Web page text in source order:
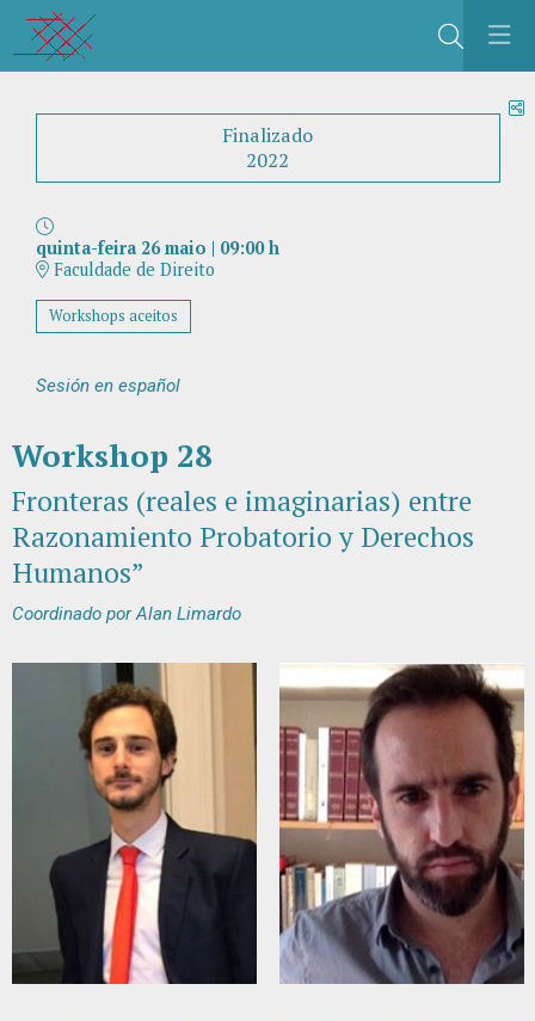
Buscar
Finalizado
2022
quinta-feira 26 maio | 09:00 h
Faculdade de Direito
Workshops aceitos
Sesión en español
Workshop 28
Fronteras (reales e imaginarias) entre
Razonamiento Probatorio y Derechos
Humanos”
Coordinado por Alan Limardo